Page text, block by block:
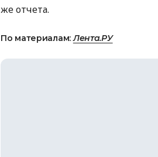
же отчета.
По материалам:Лента.РУ